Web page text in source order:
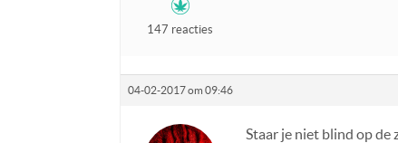
147 reacties
04-02-2017 om 09:46
Staar je niet blind op